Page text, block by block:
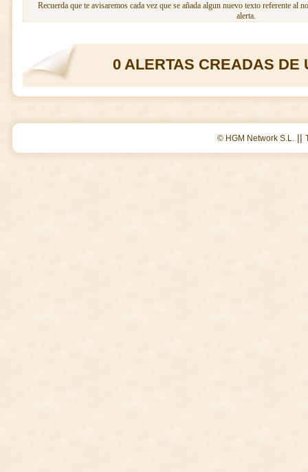
Recuerda que te avisaremos cada vez que se añada algun nuevo texto referente al
alerta.
0 ALERTAS CREADAS DE
© HGM Network S.L. ||